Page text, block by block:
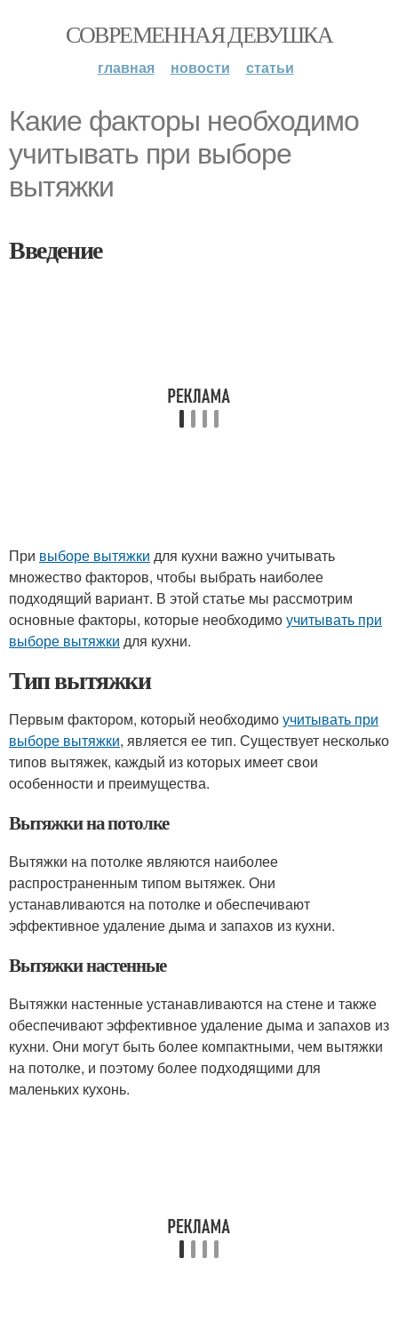
СОВРЕМЕННАЯ ДЕВУШКА
главная новости статьи
Какие факторы необходимо
учитывать при выборе
вытяжки
Введение
При выборе вытяжки для кухни важно учитывать
множество факторов, чтобы выбрать наиболее
подходящий вариант. В этой статье мы рассмотрим
основные факторы, которые необходимоучитывать при
выборе вытяжки для кухни.
Тип вытяжки
Первым фактором, который необходимоучитывать при
выборе вытяжки, является ее тип. Существует несколько
типов вытяжек, каждый из которых имеет свои
особенности и преимущества.
Вытяжки на потолке
Вытяжки на потолке являются наиболее
распространенным типом вытяжек. Они
устанавливаются на потолке и обеспечивают
эффективное удаление дыма и запахов из кухни.
Вытяжки настенные
Вытяжки настенные устанавливаются на стене и также
обеспечивают эффективное удаление дыма и запахов из
кухни. Они могут быть более компактными, чем вытяжки
на потолке, и поэтому более подходящими для
маленьких кухонь.